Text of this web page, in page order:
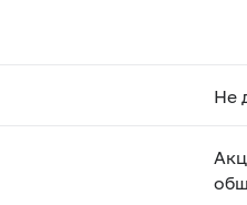
Не